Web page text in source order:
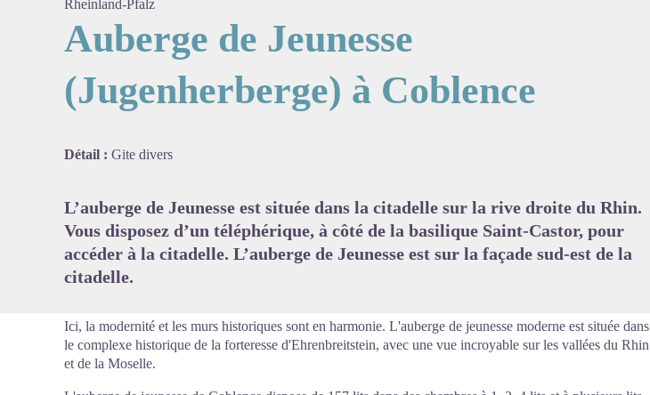
Voir l'image en plein écran
Rheinland-Pfalz
Auberge de Jeunesse
(Jugenherberge) à Coblence
Détail : Gite divers
L’auberge de Jeunesse est située dans la citadelle sur la rive droite du Rhin.
Vous disposez d’un téléphérique, à côté de la basilique Saint-Castor, pour
accéder à la citadelle. L’auberge de Jeunesse est sur la façade sud-est de la
citadelle.
Ici, la modernité et les murs historiques sont en harmonie. L'auberge de jeunesse moderne est située dans
le complexe historique de la forteresse d'Ehrenbreitstein, avec une vue incroyable sur les vallées du Rhin
et de la Moselle.